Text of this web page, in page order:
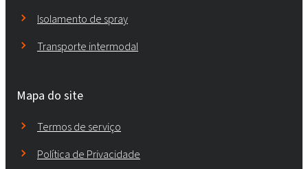
Isolamento de spray
Transporte intermodal
Mapa do site
Termos de serviço
Política de Privacidade